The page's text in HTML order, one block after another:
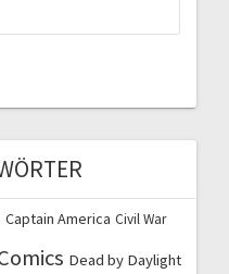
Captain America Civil War
Dead by Daylight